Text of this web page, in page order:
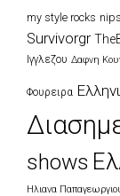
my style rocks
Survivorgr
Ιγγλεζου Δαφνη
Φουρειρα
shows
Ηλιανα